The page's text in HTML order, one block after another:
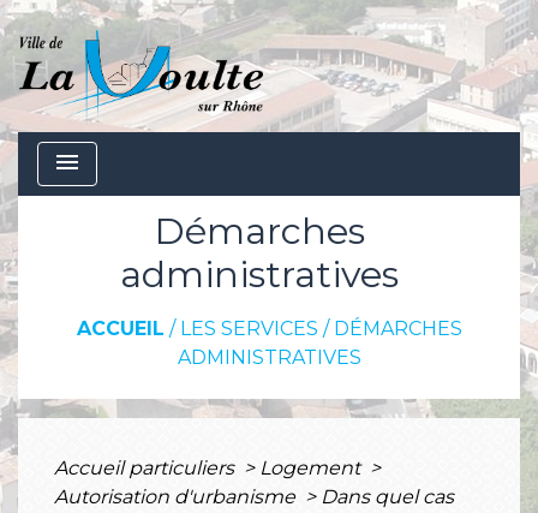
menu
Démarches
administratives
ACCUEIL / LES SERVICES / DÉMARCHES
ADMINISTRATIVES
Accueil particuliers > Logement >
Autorisation d'urbanisme > Dans quel cas